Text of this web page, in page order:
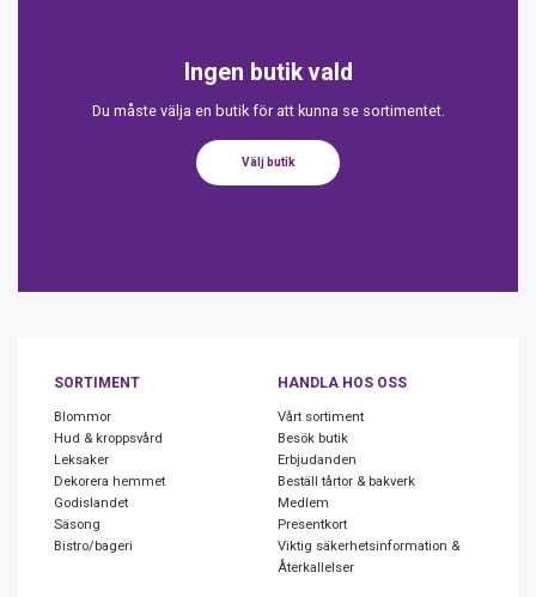
Ingen butik vald
Du måste välja en butik för att kunna se sortimentet.
Välj butik
SORTIMENT
Blommor
Hud & kroppsvård
Leksaker
Dekorera hemmet
Godislandet
Säsong
Bistro/bageri
HANDLA HOS OSS
Vårt sortiment
Besök butik
Erbjudanden
Beställ tårtor & bakverk
Medlem
Presentkort
Viktig säkerhetsinformation &
Återkallelser